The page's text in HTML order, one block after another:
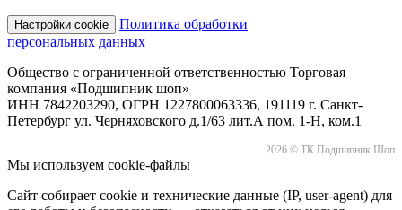
Настройки cookie
Политика обработки
персональных данных
Общество с ограниченной ответственностью Торговая
компания «Подшипник шоп»
ИНН 7842203290, ОГРН 1227800063336, 191119 г. Санкт-
Петербург ул. Черняховского д.1/63 лит.А пом. 1-Н, ком.1
2026 © ТК Подшипник Шоп
Мы используем cookie-файлы
Сайт собирает cookie и технические данные (IP, user-agent) для